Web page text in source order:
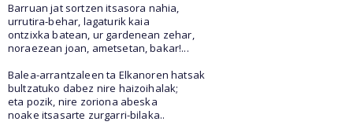
Barruan jat sortzen itsasora nahia,
urrutira-behar, lagaturik kaia
ontzixka batean, ur gardenean zehar,
noraezean joan, ametsetan, bakar!...
Balea-arrantzaleen ta Elkanoren hatsak
bultzatuko dabez nire haizoihalak;
eta pozik, nire zoriona abeska
noake itsasarte zurgarri-bilaka..